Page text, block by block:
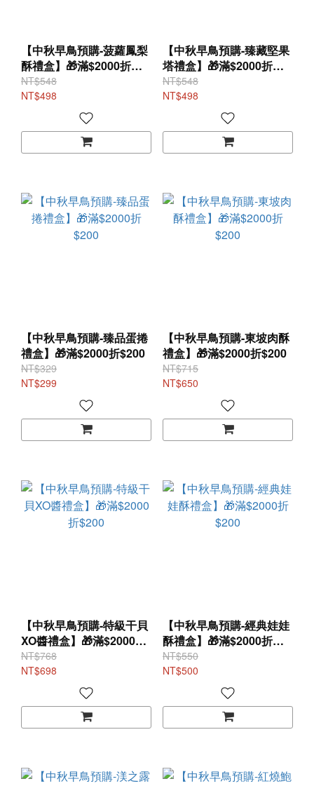
【中秋早鳥預購-菠蘿鳳梨
酥禮盒】🎁滿$2000折
$200
NT$548
NT$498
【中秋早鳥預購-臻藏堅果
塔禮盒】🎁滿$2000折
$200
NT$548
NT$498
【中秋早鳥預購-臻品蛋捲
禮盒】🎁滿$2000折$200
NT$329
NT$299
【中秋早鳥預購-東坡肉酥
禮盒】🎁滿$2000折$200
NT$715
NT$650
【中秋早鳥預購-特級干貝
XO醬禮盒】🎁滿$2000折
$200
NT$768
NT$698
【中秋早鳥預購-經典娃娃
酥禮盒】🎁滿$2000折
$200
NT$550
NT$500